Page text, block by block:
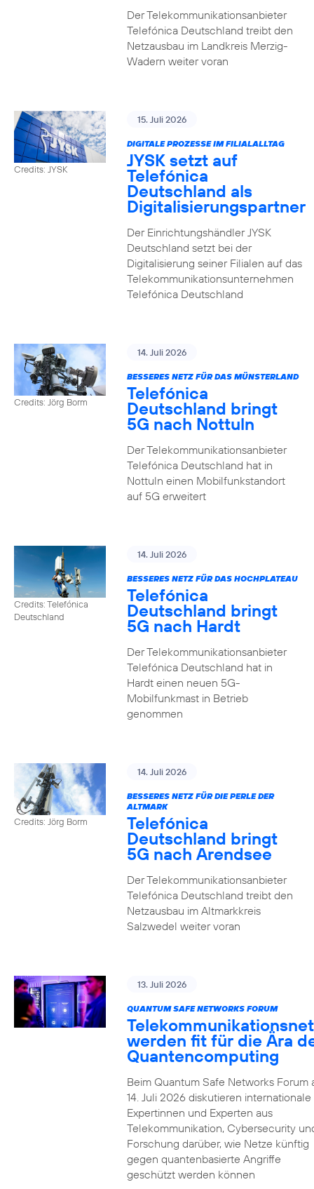
Der Telekommunikationsanbieter
Telefónica Deutschland treibt den
Netzausbau im Landkreis Merzig-
Wadern weiter voran
Credits: JYSK
15. Juli 2026
DIGITALE PROZESSE IM FILIALALLTAG
JYSK setzt auf
Telefónica
Deutschland als
Digitalisierungspartner
Der Einrichtungshändler JYSK
Deutschland setzt bei der
Digitalisierung seiner Filialen auf das
Telekommunikationsunternehmen
Telefónica Deutschland
Credits: Jörg Borm
14. Juli 2026
BESSERES NETZ FÜR DAS MÜNSTERLAND
Telefónica
Deutschland bringt
5G nach Nottuln
Der Telekommunikationsanbieter
Telefónica Deutschland hat in
Nottuln einen Mobilfunkstandort
auf 5G erweitert
Credits: Telefónica
Deutschland
14. Juli 2026
BESSERES NETZ FÜR DAS HOCHPLATEAU
Telefónica
Deutschland bringt
5G nach Hardt
Der Telekommunikationsanbieter
Telefónica Deutschland hat in
Hardt einen neuen 5G-
Mobilfunkmast in Betrieb
genommen
Credits: Jörg Borm
14. Juli 2026
BESSERES NETZ FÜR DIE PERLE DER
ALTMARK
Telefónica
Deutschland bringt
5G nach Arendsee
Der Telekommunikationsanbieter
Telefónica Deutschland treibt den
Netzausbau im Altmarkkreis
Salzwedel weiter voran
13. Juli 2026
QUANTUM SAFE NETWORKS FORUM
werden fit für die Ära
Quantencomputing
Beim Quantum Safe Networks Forum
14. Juli 2026 diskutieren internationale
Expertinnen und Experten aus
Telekommunikation, Cybersecurity
Forschung darüber, wie Netze künftig
gegen quantenbasierte Angriffe
geschützt werden können